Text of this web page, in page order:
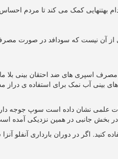
بهتنهایی کمک می کند تا مردم
آن نیست که سودافد در صورت
اسپری های ضد احتقان بینی
بینی آب نمک برای استفاده ی
علمی نشان داده است سوپ جوجه
بخش جانبی در همین نزدیکی آمده
اگر در دوران بارداری آنفلو آنزا